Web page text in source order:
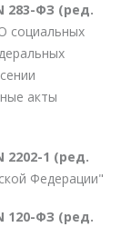
283-ФЗ (ред.
социальных
акты
2202-1 (ред.
Федерации"
120-ФЗ (ред.